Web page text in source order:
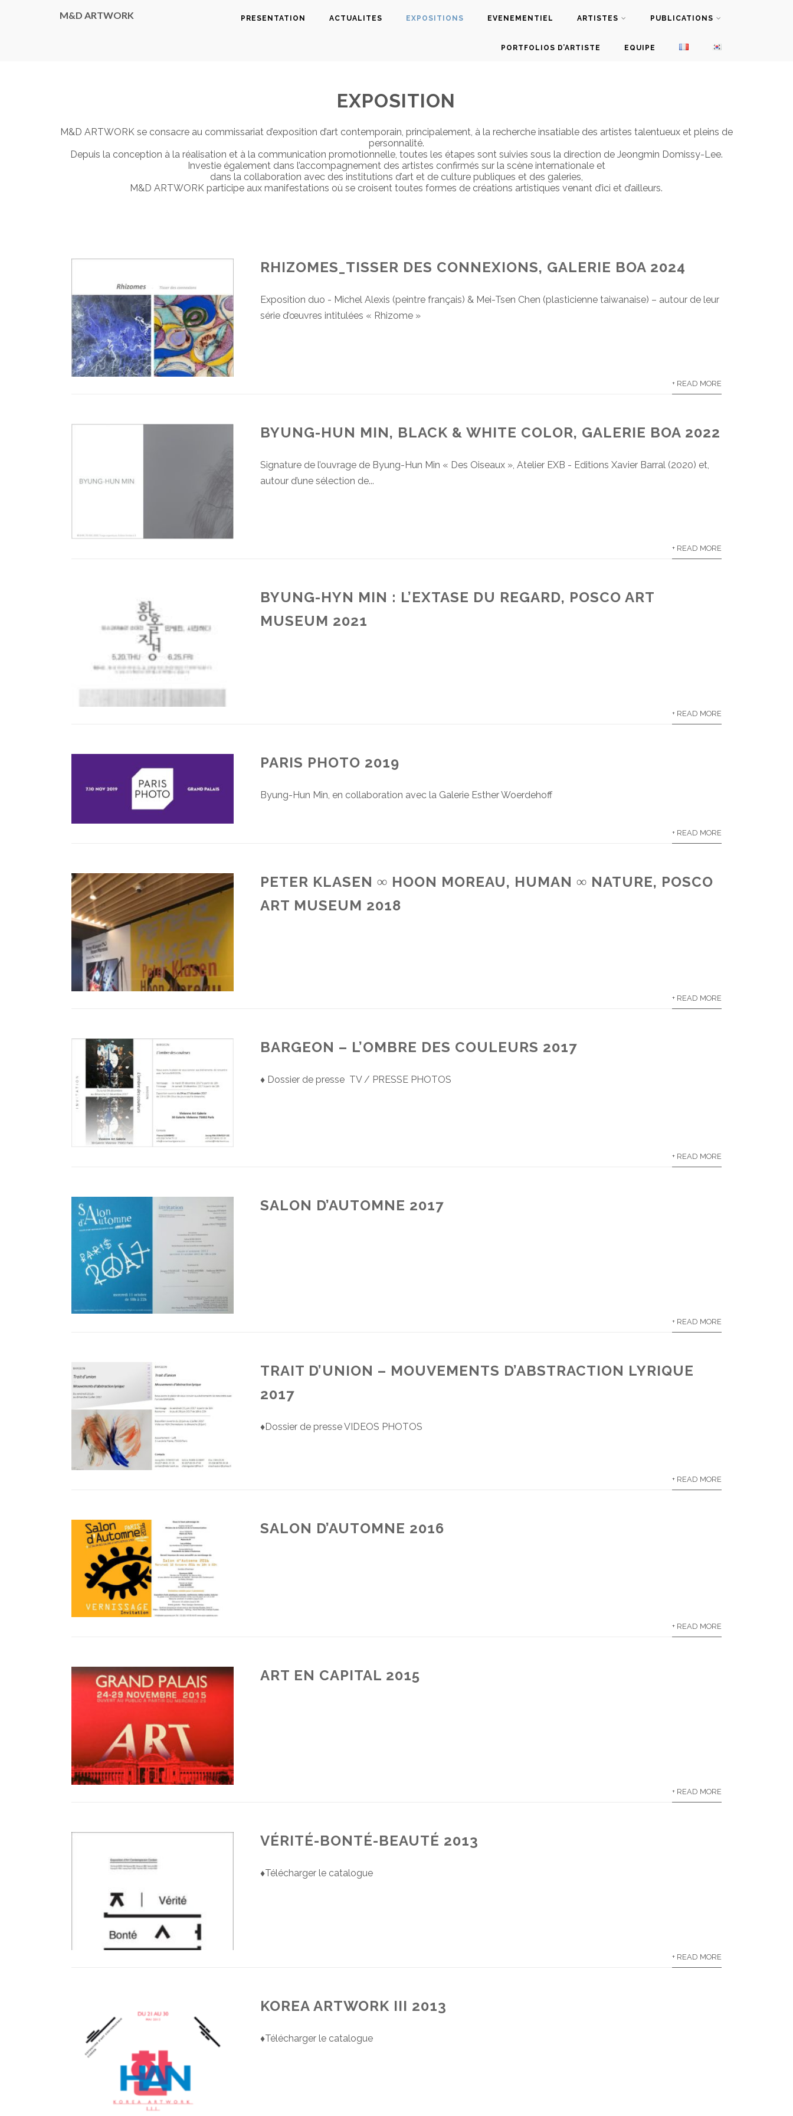
M&D ARTWORK PRESENTATION ACTUALITES EXPOSITIONS EVENEMENTIEL ARTISTES PUBLICATIONS
PORTFOLIOS D’ARTISTE EQUIPE
EXPOSITION
M&D ARTWORK se consacre au commissariat d’exposition d’art contemporain, principalement, à la recherche insatiable des artistes talentueux et pleins de
personnalité.
Depuis la conception à la réalisation et à la communication promotionnelle, toutes les étapes sont suivies sous la direction de Jeongmin Domissy-Lee.
Investie également dans l’accompagnement des artistes confirmés sur la scène internationale et
dans la collaboration avec des institutions d’art et de culture publiques et des galeries,
M&D ARTWORK participe aux manifestations où se croisent toutes formes de créations artistiques venant d’ici et d’ailleurs.
RHIZOMES_TISSER DES CONNEXIONS, GALERIE BOA 2024
Exposition duo - Michel Alexis (peintre français) & Mei-Tsen Chen (plasticienne taiwanaise) – autour de leur
série d’œuvres intitulées « Rhizome »
+ READ MORE
BYUNG-HUN MIN, BLACK & WHITE COLOR, GALERIE BOA 2022
Signature de l’ouvrage de Byung-Hun Min « Des Oiseaux », Atelier EXB - Editions Xavier Barral (2020) et,
autour d’une sélection de...
+ READ MORE
BYUNG-HYN MIN : L’EXTASE DU REGARD, POSCO ART
MUSEUM 2021
+ READ MORE
PARIS PHOTO 2019
Byung-Hun Min, en collaboration avec la Galerie Esther Woerdehoff
+ READ MORE
PETER KLASEN ∞ HOON MOREAU, HUMAN ∞ NATURE, POSCO
ART MUSEUM 2018
+ READ MORE
BARGEON – L’OMBRE DES COULEURS 2017
♦ Dossier de presse TV / PRESSE PHOTOS
+ READ MORE
SALON D’AUTOMNE 2017
+ READ MORE
TRAIT D’UNION – MOUVEMENTS D’ABSTRACTION LYRIQUE
2017
♦Dossier de presse VIDEOS PHOTOS
+ READ MORE
SALON D’AUTOMNE 2016
+ READ MORE
ART EN CAPITAL 2015
+ READ MORE
VÉRITÉ-BONTÉ-BEAUTÉ 2013
♦Télécharger le catalogue
+ READ MORE
KOREA ARTWORK III 2013
♦Télécharger le catalogue